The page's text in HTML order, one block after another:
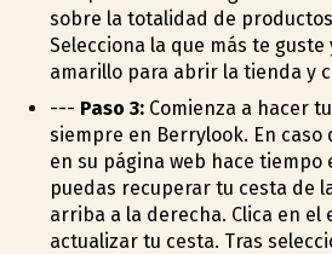
sobre la totalidad de
Selecciona la que más te guste
amarillo para abrir la tienda y
--- Paso 3:Comienza a hacer
siempre en Berrylook. En caso
en su página web hace tiempo
puedas recuperar tu cesta de
arriba a la derecha. Clica en el
actualizar tu cesta. Tras